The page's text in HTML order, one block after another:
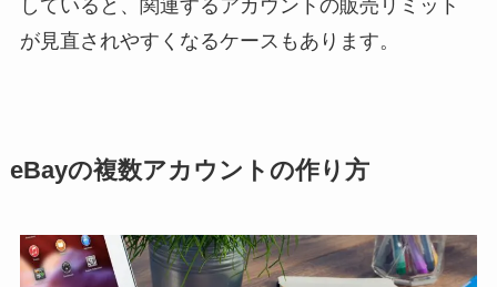
していると、関連するアカウントの販売リミット
が見直されやすくなるケースもあります。
eBayの複数アカウントの作り方